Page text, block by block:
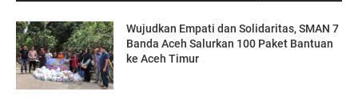
Wujudkan Empati dan Solidaritas, SMAN 7
Banda Aceh Salurkan 100 Paket Bantuan
ke Aceh Timur